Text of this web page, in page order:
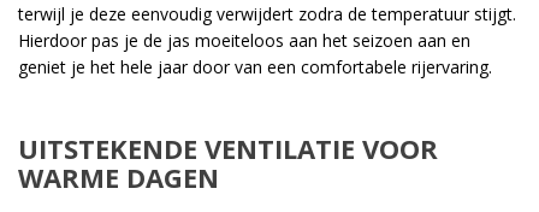
terwijl je deze eenvoudig verwijdert zodra de temperatuur stijgt.
Hierdoor pas je de jas moeiteloos aan het seizoen aan en
geniet je het hele jaar door van een comfortabele rijervaring.
UITSTEKENDE VENTILATIE VOOR
WARME DAGEN